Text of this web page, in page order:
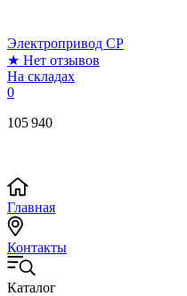
Электропривод СР
★ Нет отзывов
На складах
0
105 940
Главная
Контакты
Каталог